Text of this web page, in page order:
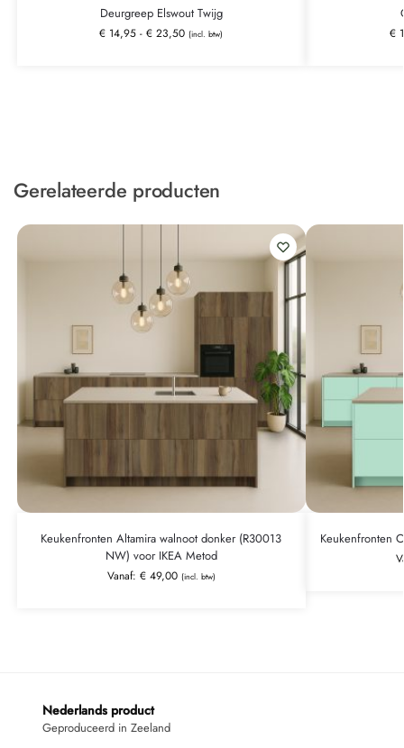
Deurgreep Elswout Twijg
€ 14,95 - € 23,50 (incl. btw) €
Gerelateerde producten
Keukenfronten Altamira walnoot donker (R30013
NW) voor IKEA Metod
Vanaf: €49,00 (incl. btw)
Keukenfronten
Nederlands product
Geproduceerd in Zeeland